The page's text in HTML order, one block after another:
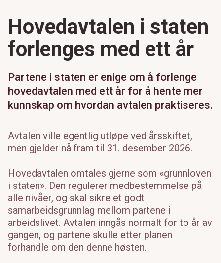
Hovedavtalen i staten
forlenges med ett år
Partene i staten er enige om å forlenge
hovedavtalen med ett år for å hente mer
kunnskap om hvordan avtalen praktiseres.
Avtalen ville egentlig utløpe ved årsskiftet,
men gjelder nå fram til 31. desember 2026.
Hovedavtalen omtales gjerne som «grunnloven
i staten». Den regulerer medbestemmelse på
alle nivåer, og skal sikre et godt
samarbeidsgrunnlag mellom partene i
arbeidslivet. Avtalen inngås normalt for to år av
gangen, og partene skulle etter planen
forhandle om den denne høsten.